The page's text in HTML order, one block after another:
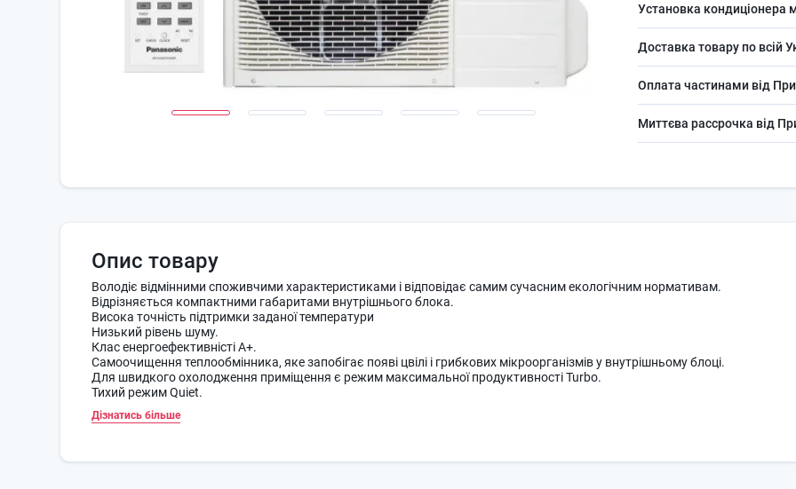
Установка кондиціонера
Доставка товару по всій
Оплата частинами від
Миттєва рассрочка від
Опис товару
Володіє відмінними споживчими характеристиками і відповідає самим сучасним екологічним нормативам.
Відрізняється компактними габаритами внутрішнього блока.
Висока точність підтримки заданої температури
Низький рівень шуму.
Клас енергоефективністі А+.
Самоочищення теплообмінника, яке запобігає появі цвілі і грибкових мікроорганізмів у внутрішньому блоці.
Для швидкого охолодження приміщення є режим максимальної продуктивності Turbo.
Тихий режим Quiet.
Дізнатись більше